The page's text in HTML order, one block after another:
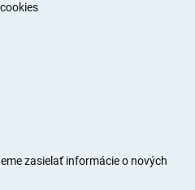
zasielať informácie o nových